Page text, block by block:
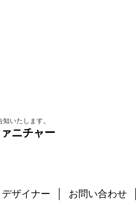
いたします。
ニチャー
デザイナー お問い合わせ